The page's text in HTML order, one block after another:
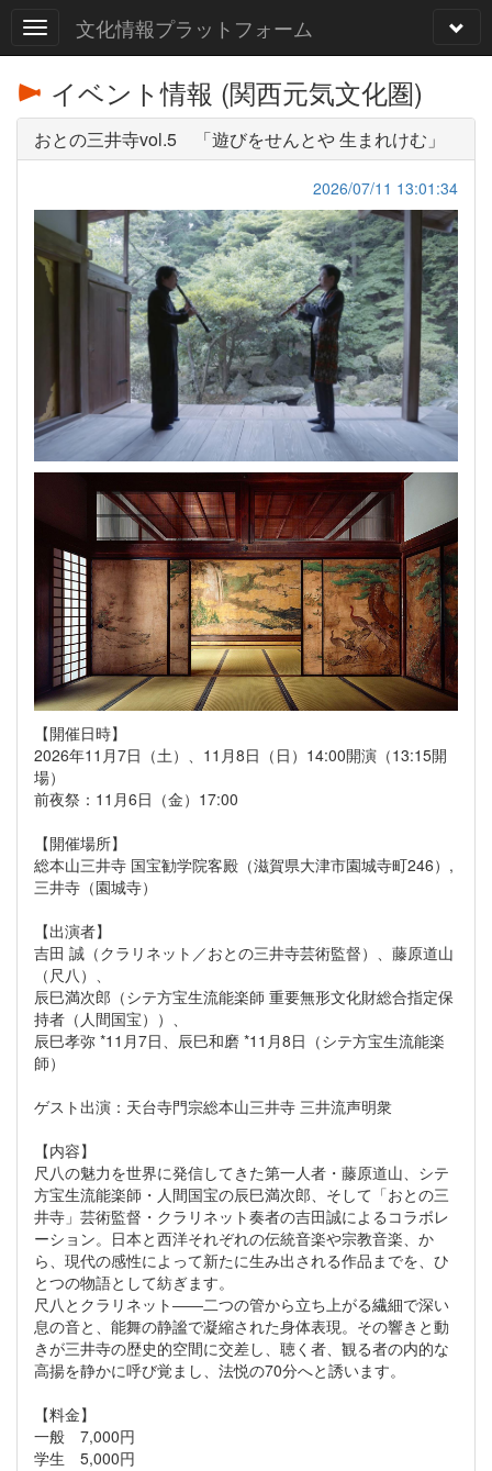
文化情報プラットフォーム
イベント情報 (関西元気文化圏)
おとの三井寺vol.5 「遊びをせんとや 生まれけむ」
2026/07/11 13:01:34
【開催日時】
2026年11月7日（土）、11月8日（日）14:00開演（13:15開
場）
前夜祭：11月6日（金）17:00
【開催場所】
総本山三井寺 国宝勧学院客殿（滋賀県大津市園城寺町246）,
三井寺（園城寺）
【出演者】
吉田 誠（クラリネット／おとの三井寺芸術監督）、藤原道山
（尺八）、
辰巳満次郎（シテ方宝生流能楽師 重要無形文化財総合指定保
持者（人間国宝））、
辰巳孝弥 *11月7日、辰巳和磨 *11月8日（シテ方宝生流能楽
師）
ゲスト出演：天台寺門宗総本山三井寺 三井流声明衆
【内容】
尺八の魅力を世界に発信してきた第一人者・藤原道山、シテ
方宝生流能楽師・人間国宝の辰巳満次郎、そして「おとの三
井寺」芸術監督・クラリネット奏者の吉田誠によるコラボレ
ーション。日本と西洋それぞれの伝統音楽や宗教音楽、か
ら、現代の感性によって新たに生み出される作品までを、ひ
とつの物語として紡ぎます。
尺八とクラリネット――二つの管から立ち上がる繊細で深い
息の音と、能舞の静謐で凝縮された身体表現。その響きと動
きが三井寺の歴史的空間に交差し、聴く者、観る者の内的な
高揚を静かに呼び覚まし、法悦の70分へと誘います。
【料金】
一般 7,000円
学生 5,000円